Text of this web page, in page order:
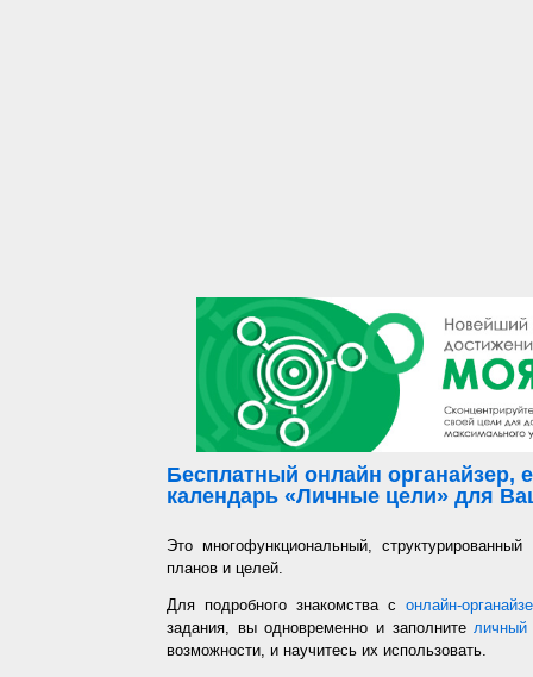
Бесплатный онлайн органайзер,
календарь «Личные цели» для
Это многофункциональный,
планов и целей.
Для подробного знакомства с онлайн-
задания, вы одновременно и заполнителичный
возможности, и научитесь их использовать.